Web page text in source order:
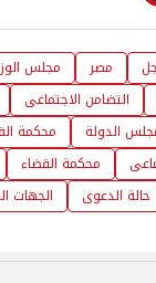
مصر مجلس
التضامن الاجتماعى
الدولة
محكمة
محكمة القضاء
حالة الدعوى الجهات